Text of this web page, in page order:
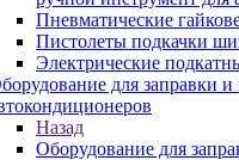
Пневматические
Пистолеты подкачки
Электрические
для заправки
Назад
Оборудование для